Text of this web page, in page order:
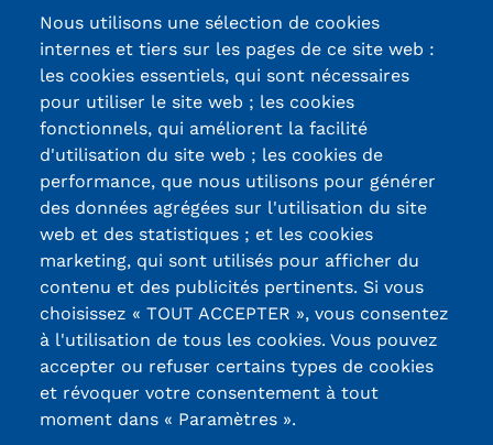
Le Cnam ICSV
Mobilité internationale et
Erasmus
Règlement intérieur
Infos élèves
Modalités d'inscription
Tarifs
Modalités de financement
Infos entreprises
Former ses salariés
13, Rue Ernest
Thierry-Mieg
90010 BELFORT
Cedex
03 84 58 33 10
Certifications /
Labels qualité
Nous utilisons une sélection de cookies
internes et tiers sur les pages de ce site web :
les cookies essentiels, qui sont nécessaires
pour utiliser le site web ; les cookies
fonctionnels, qui améliorent la facilité
d'utilisation du site web ; les cookies de
performance, que nous utilisons pour générer
des données agrégées sur l'utilisation du site
web et des statistiques ; et les cookies
marketing, qui sont utilisés pour afficher du
contenu et des publicités pertinents. Si vous
choisissez « TOUT ACCEPTER », vous consentez
à l'utilisation de tous les cookies. Vous pouvez
accepter ou refuser certains types de cookies
et révoquer votre consentement à tout
moment dans « Paramètres ».